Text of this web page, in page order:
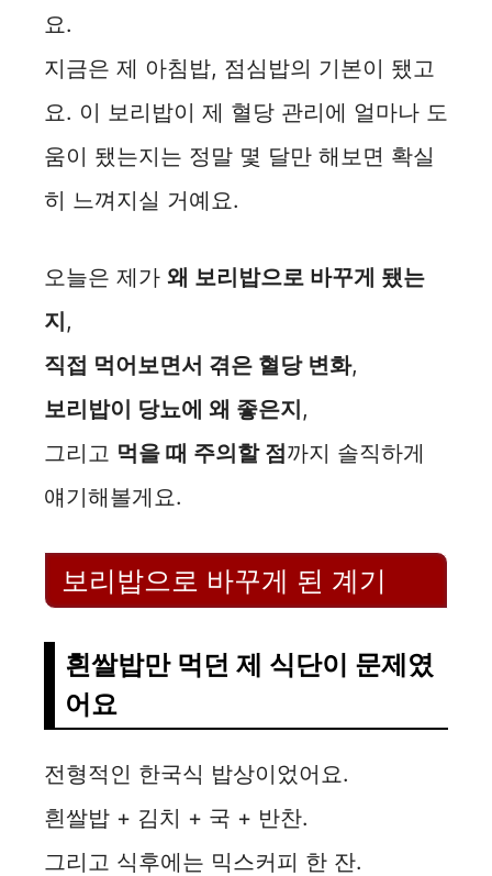
요.
지금은 제 아침밥, 점심밥의 기본이 됐고
요. 이 보리밥이 제 혈당 관리에 얼마나 도
움이 됐는지는 정말 몇 달만 해보면 확실
히 느껴지실 거예요.
오늘은 제가 왜 보리밥으로 바꾸게 됐는
지,
직접 먹어보면서 겪은 혈당 변화,
보리밥이 당뇨에 왜 좋은지,
그리고 먹을 때 주의할 점까지 솔직하게
얘기해볼게요.
보리밥으로 바꾸게 된 계기
흰쌀밥만 먹던 제 식단이 문제였
어요
전형적인 한국식 밥상이었어요.
흰쌀밥 + 김치 + 국 + 반찬.
그리고 식후에는 믹스커피 한 잔.